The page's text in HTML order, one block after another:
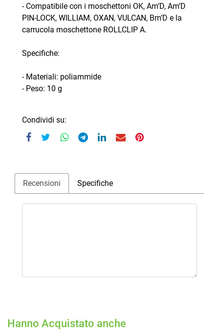
- Compatibile con i moschettoni OK, Am’D, Am’D
PIN-LOCK, WILLIAM, OXAN, VULCAN, Bm’D e la
carrucola moschettone ROLLCLIP A.
Specifiche:
- Materiali: poliammide
- Peso: 10 g
Condividi su:
Recensioni Specifiche
Hanno Acquistato anche